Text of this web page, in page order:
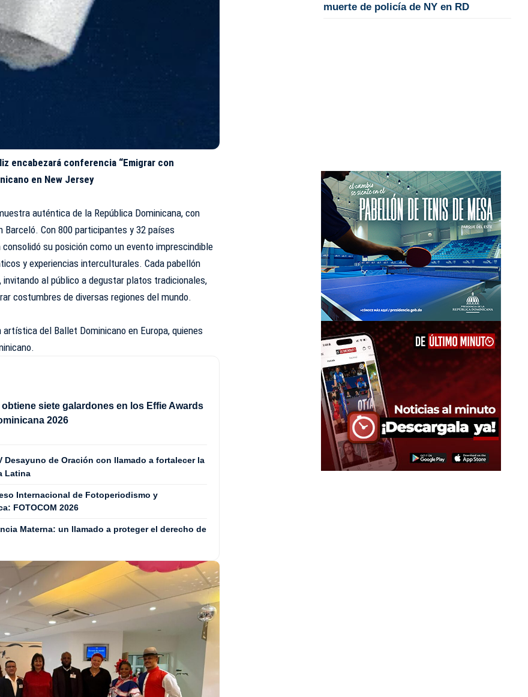
encabezará conferencia “Emigrar con
en New Jersey
auténticade la República Dominicana, con
Con 800 participantes y 32 países
su posición como un evento imprescindible
y experiencias interculturales. Cada pabellón
invitando al público a degustar platos tradicionales,
costumbres de diversas regiones del mundo.
del Ballet Dominicano en Europa, quienes
siete galardones en los Effie Awards
2026
Desayuno de Oración con llamado a fortalecer la
Latina
Internacional de Fotoperiodismo y
FOTOCOM 2026
Materna: un llamado a proteger el derecho de
muerte de policía de NY en RD